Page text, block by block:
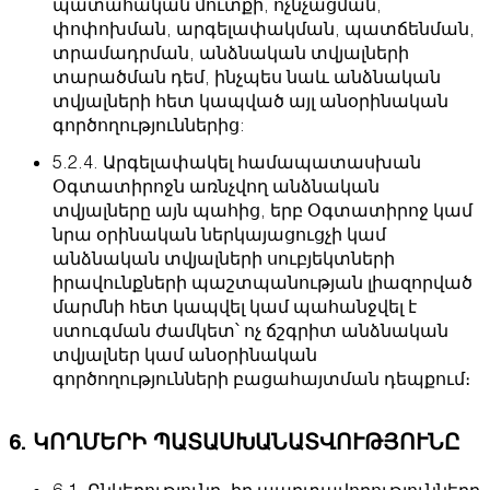
փոփոխման, արգելափակման, պատճենման,
տրամադրման, անձնական տվյալների
տարածման դեմ, ինչպես նաև անձնական
տվյալների հետ կապված այլ անօրինական
գործողություններից:
5.2.4. Արգելափակել համապատասխան
Օգտատիրոջն առնչվող անձնական
տվյալները այն պահից, երբ Օգտատիրոջ կամ
նրա օրինական ներկայացուցչի կամ
անձնական տվյալների սուբյեկտների
իրավունքների պաշտպանության լիազորված
մարմնի հետ կապվել կամ պահանջվել է
ստուգման ժամկետ՝ ոչ ճշգրիտ անձնական
տվյալներ կամ անօրինական
գործողությունների բացահայտման դեպքում։
6. ԿՈՂՄԵՐԻ ՊԱՏԱՍԽԱՆԱՏՎՈՒԹՅՈՒՆԸ